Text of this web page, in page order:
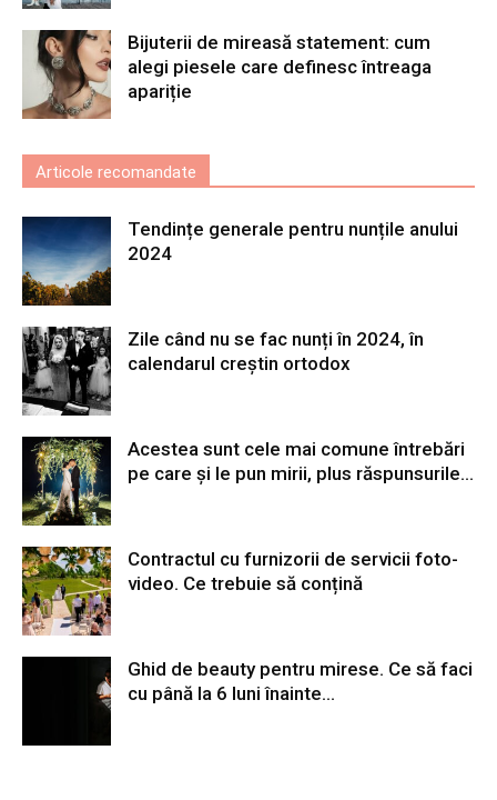
Bijuterii de mireasă statement: cum
alegi piesele care definesc întreaga
apariție
Articole recomandate
Tendințe generale pentru nunțile anului
2024
Zile când nu se fac nunți în 2024, în
calendarul creștin ortodox
Acestea sunt cele mai comune întrebări
pe care și le pun mirii, plus răspunsurile...
Contractul cu furnizorii de servicii foto-
video. Ce trebuie să conțină
Ghid de beauty pentru mirese. Ce să faci
cu până la 6 luni înainte...